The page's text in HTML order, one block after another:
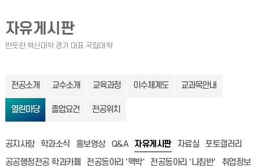
자유게시판
전공소개 교수소개 교육과정 이수체계도 교과목안내
열린마당 졸업요건 전공위치
공지사항 학과소식 홍보영상 Q&A 자유게시판 자료실
포토갤러리
공공행정전공 학과카페
전공동아리 '맥박' 전공동아리 '나침반' 취업정보